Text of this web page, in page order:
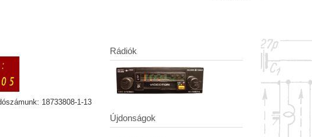
18733808-1-13
Rádiók
Újdonságok